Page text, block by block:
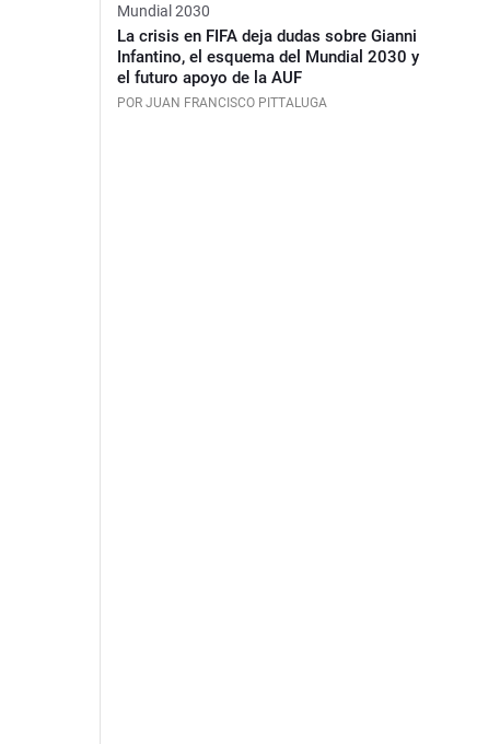
Mundial 2030
La crisis en FIFA deja dudas sobre Gianni
Infantino, el esquema del Mundial 2030 y
el futuro apoyo de la AUF
POR JUAN FRANCISCO PITTALUGA